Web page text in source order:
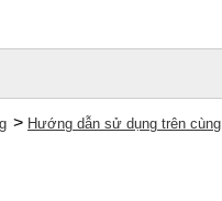
> Hướng dẫn sử dụng trên cùng